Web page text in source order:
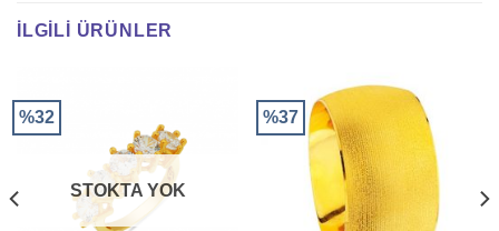
İLGILI ÜRÜNLER
%32
STOKTA YOK
%37